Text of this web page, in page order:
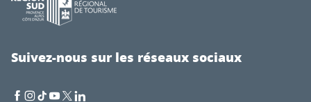
Suivez-nous sur les réseaux sociaux